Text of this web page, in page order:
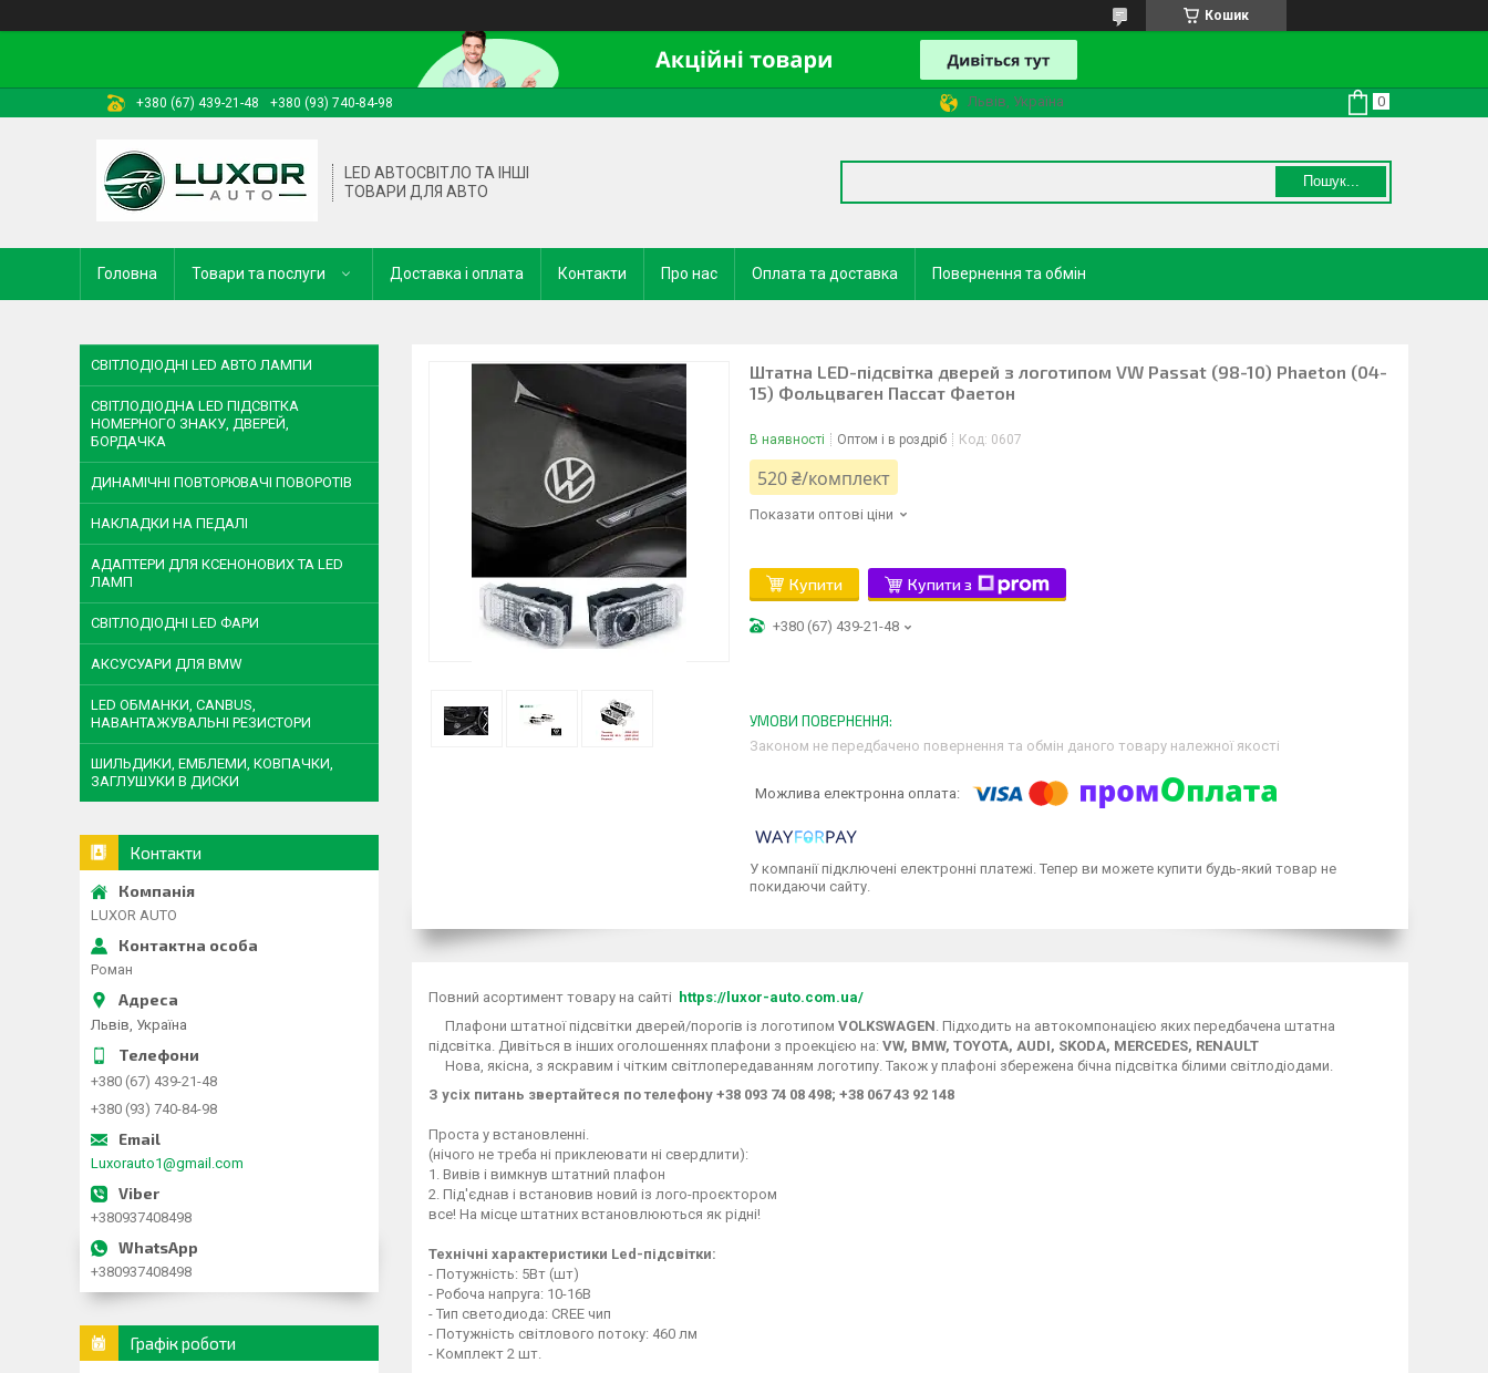
Кошик
+380 (67) 439-21-48 +380 (93) 740-84-98 Львів, Україна
LED АВТОСВІТЛО ТА ІНШІ
ТОВАРИ ДЛЯ АВТО
Пошук...
Головна Товари та послуги Доставка і оплата Контакти Про нас Оплата та доставка Повернення та обмін
Штатна LED-підсвітка дверей з логотипом VW Passat (98-10) Phaeton (04-
15) Фольцваген Пассат Фаетон
В наявності Оптом і в роздріб Код: 0607
520 ₴/комплект
Показати оптові ціни
Купити Купити з
+380 (67) 439-21-48
Законом не передбачено повернення та обмін даного товару належної якості
У компанії підключені електронні платежі. Тепер ви можете купити будь-який товар не
покидаючи сайту.
Повний асортимент товару на сайті https://luxor-auto.com.ua/
Плафони штатної підсвітки дверей/порогів із логотипом VOLKSWAGEN . Підходить на автокомпонацією яких передбачена штатна
підсвітка. Дивіться в інших оголошеннях плафони з проекцією на: VW, BMW, TOYOTA, AUDI, SKODA, MERCEDES, RENAULT
Нова, якісна, з яскравим і чітким світлопередаванням логотипу. Також у плафоні збережена бічна підсвітка білими світлодіодами.
З усіх питань звертайтеся по телефону +38 093 74 08 498; +38 067 43 92 148
Проста у встановленні.
(нічого не треба ні приклеювати ні свердлити):
1. Вивів і вимкнув штатний плафон
2. Під'єднав і встановив новий із лого-проєктором
все! На місце штатних встановлюються як рідні!
Технічні характеристики Led-підсвітки:
- Потужність: 5Вт (шт)
- Робоча напруга: 10-16В
- Тип светодиода: CREE чип
- Потужність світлового потоку: 460 лм
- Комплект 2 шт.
СВІТЛОДІОДНІ LED АВТО ЛАМПИ
СВІТЛОДІОДНА LED ПІДСВІТКА
НОМЕРНОГО ЗНАКУ, ДВЕРЕЙ,
БОРДАЧКА
ДИНАМІЧНІ ПОВТОРЮВАЧІ ПОВОРОТІВ
НАКЛАДКИ НА ПЕДАЛІ
АДАПТЕРИ ДЛЯ КСЕНОНОВИХ ТА LED
ЛАМП
СВІТЛОДІОДНІ LED ФАРИ
АКСУСУАРИ ДЛЯ BMW
LED ОБМАНКИ, CANBUS,
НАВАНТАЖУВАЛЬНІ РЕЗИСТОРИ
ШИЛЬДИКИ, ЕМБЛЕМИ, КОВПАЧКИ,
ЗАГЛУШУКИ В ДИСКИ
Контакти
LUXOR AUTO
Роман
Львів, Україна
+380 (67) 439-21-48
+380 (93) 740-84-98
Luxorauto1@gmail.com
+380937408498
+380937408498
Графік роботи